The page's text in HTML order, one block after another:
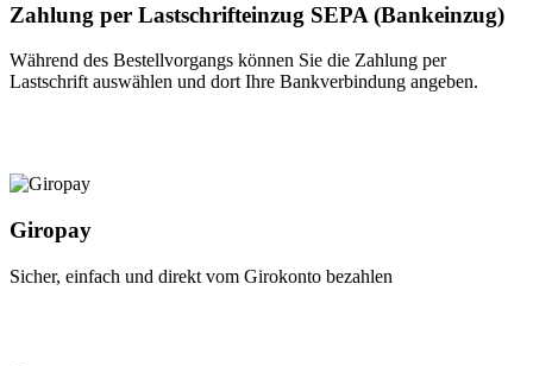
Zahlung per Lastschrifteinzug SEPA (Bankeinzug)
Während des Bestellvorgangs können Sie die Zahlung per
Lastschrift auswählen und dort Ihre Bankverbindung angeben.
Giropay
Sicher, einfach und direkt vom Girokonto bezahlen